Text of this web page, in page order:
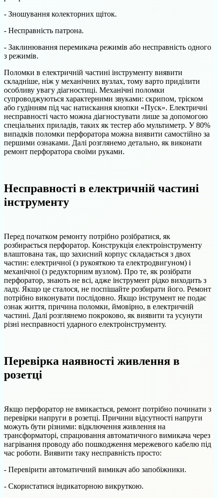
- Зношування колекторних щіток.
- Несправність патрона.
- Заклинювання перемикача режимів або несправність одного
з режимів.
Поломки в електричній частині інструменту виявити
складніше, ніж у механічних вузлах, тому варто приділити
особливу увагу діагностиці. Механічні поломки
супроводжуються характерними звуками: скрипом, тріском
або гудінням під час натискання кнопки «Пуск». Електричні
несправності часто можна діагностувати лише за допомогою
спеціальних приладів, таких як тестер або мультиметр. У 80%
випадків поломки перфоратора можна виявити самостійно за
першими ознаками. Далі розглянемо детально, як виконати
ремонт перфоратора своїми руками.
Несправності в електричній частині
інструменту
Перед початком ремонту потрібно розібратися, як
розбирається перфоратор. Конструкція електроінструменту
влаштована так, що захисний корпус складається з двох
частин: електричної (з рукояткою та електродвигуном) і
механічної (з редукторним вузлом). Про те, як розібрати
перфоратор, знають не всі, адже інструмент рідко виходить з
ладу. Якщо це сталося, не поспішайте розбирати його. Ремонт
потрібно виконувати послідовно. Якщо інструмент не подає
ознак життя, причина поломки, ймовірно, в електричній
частині. Далі розглянемо покроково, як виявити та усунути
різні несправності ударного електроінструменту.
Перевірка наявності живлення в
розетці
Якщо перфоратор не вмикається, ремонт потрібно починати з
перевірки напруги в розетці. Причини відсутності напруги
можуть бути різними: відключення живлення на
трансформаторі, спрацювання автоматичного вимикача через
нагрівання проводу або пошкодження мережевого кабелю під
час роботи. Виявити таку несправність просто:
- Перевірити автоматичний вимикач або запобіжники.
- Скористатися індикаторною викруткою.